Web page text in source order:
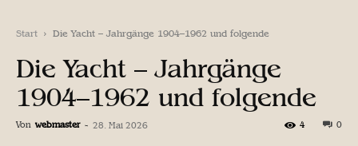
Start Die Yacht – Jahrgänge 1904–1962 und folgende
Die Yacht – Jahrgänge
1904–1962 und folgende
Von webmaster - 28. Mai 2026 0
4